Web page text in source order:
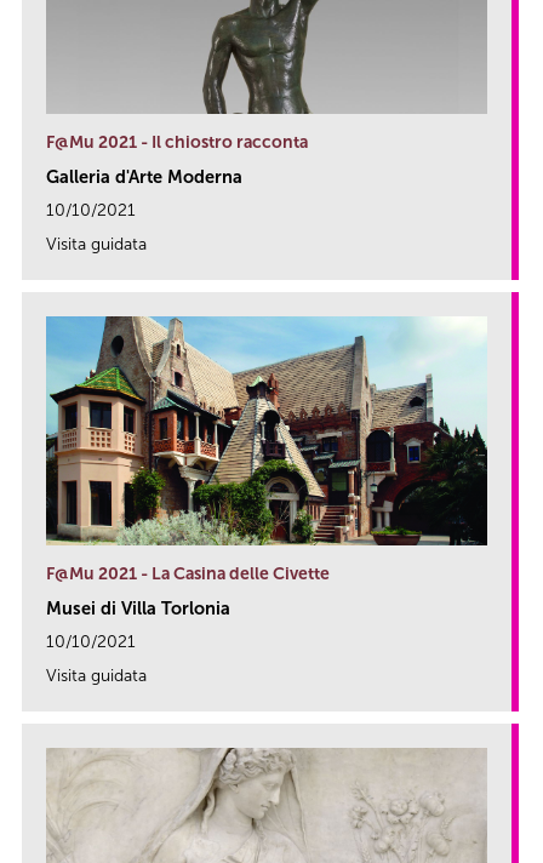
F@Mu 2021 - Il chiostro racconta
Galleria d'Arte Moderna
10/10/2021
Visita guidata
F@Mu 2021 - La Casina delle Civette
Musei di Villa Torlonia
10/10/2021
Visita guidata